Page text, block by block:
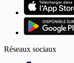
Réseaux sociaux